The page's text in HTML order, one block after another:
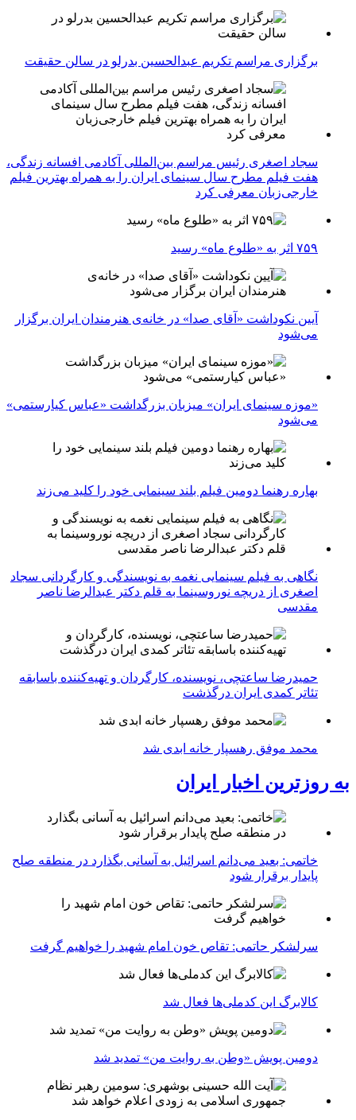
برگزاری مراسم تکریم عبدالحسین بدرلو در سالن حقیقت
سجاد اصغری رئیس مراسم بین‌المللی آکادمی افسانه زندگی،
هفت فیلم مطرح سال سینمای ایران را به همراه بهترین فیلم
خارجی‌زبان معرفی کرد
۷۵۹ اثر به «طلوع ماه» رسید
آیین نکوداشت «آقای صدا» در خانه‌ی هنرمندان ایران برگزار
می‌شود
«موزه سینمای ایران» میزبان بزرگداشت «عباس کیارستمی»
می‌شود
بهاره رهنما دومین فیلم بلند سینمایی خود را کلید می‌زند
نگاهی به فیلم سینمایی نغمه به نویسندگی و کارگردانی سجاد
اصغری از دریچه نوروسینما به قلم دکتر عبدالرضا ناصر
مقدسی
حمیدرضا ساعتچی، نویسنده، کارگردان و تهیه‌کننده باسابقه
تئاتر کمدی ایران درگذشت
محمد موفق رهسپار خانه ابدی شد
به روزترین اخبار ایران
خاتمی: بعید می‌دانم اسرائیل به آسانی بگذارد در منطقه صلح
پایدار برقرار شود
سرلشکر حاتمی: تقاص خون امام شهید را خواهیم گرفت
کالابرگ این کدملی‌ها فعال شد
دومین پویش «وطن به روایت من» تمدید شد